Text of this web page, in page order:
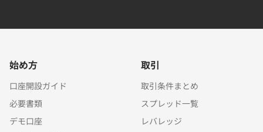
始め方
口座開設ガイド
必要書類
デモ口座
取引
取引条件まとめ
スプレッド一覧
レバレッジ